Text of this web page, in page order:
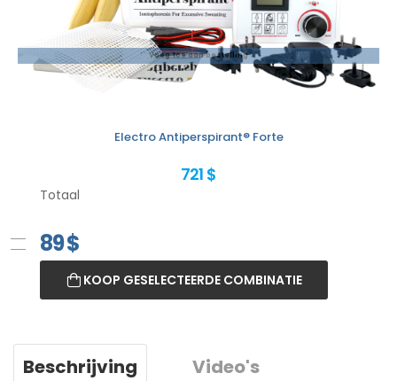
Voeg toe aan bestelling
Electro Antiperspirant® Forte
721 $
Totaal
89$
KOOP GESELECTEERDE COMBINATIE
Beschrijving Video's